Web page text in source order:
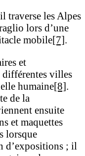
traverse les Alpes
lors d’une
mobile[7].
et
différentes villes
humaine[8].
de la
ensuite
et maquettes
lorsque
d’expositions ; il